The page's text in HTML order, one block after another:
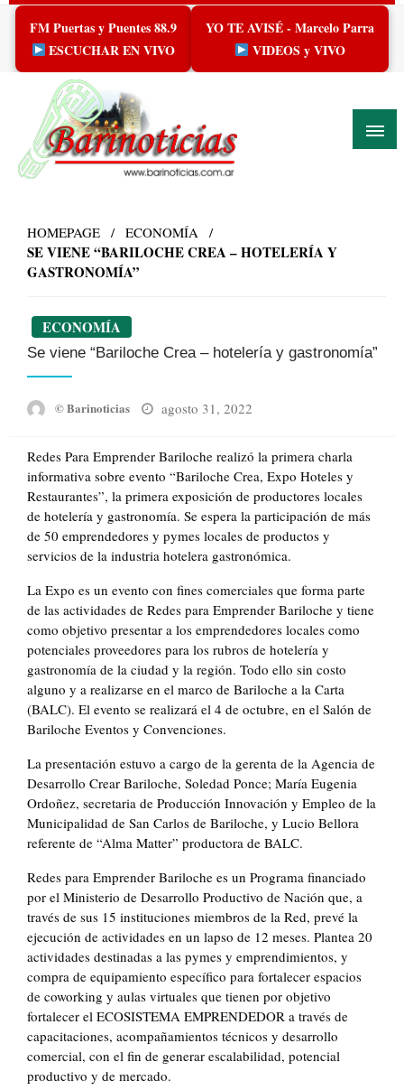
Skip
content
FM Puertas y Puentes 88.9
ESCUCHAR EN VIVO
YO TE AVISÉ - Marcelo Parra
VIDEOS y VIVO
HOMEPAGE ECONOMÍA
SE VIENE “BARILOCHE CREA – HOTELERÍA Y
GASTRONOMÍA”
ECONOMÍA
Se viene “Bariloche Crea – hotelería y gastronomía”
© Barinoticias
Posted
agosto 31, 2022
Redes Para Emprender Bariloche realizó la primera charla
informativa sobre evento “Bariloche Crea, Expo Hoteles y
Restaurantes”, la primera exposición de productores locales
de hotelería y gastronomía. Se espera la participación de más
de 50 emprendedores y pymes locales de productos y
servicios de la industria hotelera gastronómica.
La Expo es un evento con fines comerciales que forma parte
de las actividades de Redes para Emprender Bariloche y tiene
como objetivo presentar a los emprendedores locales como
potenciales proveedores para los rubros de hotelería y
gastronomía de la ciudad y la región. Todo ello sin costo
alguno y a realizarse en el marco de Bariloche a la Carta
(BALC). El evento se realizará el 4 de octubre, en el Salón de
Bariloche Eventos y Convenciones.
La presentación estuvo a cargo de la gerenta de la Agencia de
Desarrollo Crear Bariloche, Soledad Ponce; María Eugenia
Ordoñez, secretaria de Producción Innovación y Empleo de la
Municipalidad de San Carlos de Bariloche, y Lucio Bellora
referente de “Alma Matter” productora de BALC.
Redes para Emprender Bariloche es un Programa financiado
por el Ministerio de Desarrollo Productivo de Nación que, a
través de sus 15 instituciones miembros de la Red, prevé la
ejecución de actividades en un lapso de 12 meses. Plantea 20
actividades destinadas a las pymes y emprendimientos, y
compra de equipamiento específico para fortalecer espacios
de coworking y aulas virtuales que tienen por objetivo
fortalecer el ECOSISTEMA EMPRENDEDOR a través de
capacitaciones, acompañamientos técnicos y desarrollo
comercial, con el fin de generar escalabilidad, potencial
productivo y de mercado.